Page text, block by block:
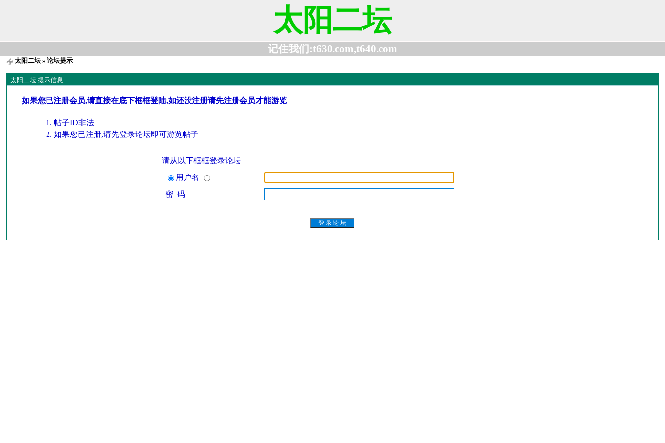
太阳二坛
记住我们:t630.com,t640.com
太阳二坛» 论坛提示
太阳二坛 提示信息
如果您已注册会员,请直接在底下框框登陆,如还没注册请先注册会员才能游览
帖子ID非法
如果您已注册,请先登录论坛即可游览帖子
请从以下框框登录论坛
用户名
密 码